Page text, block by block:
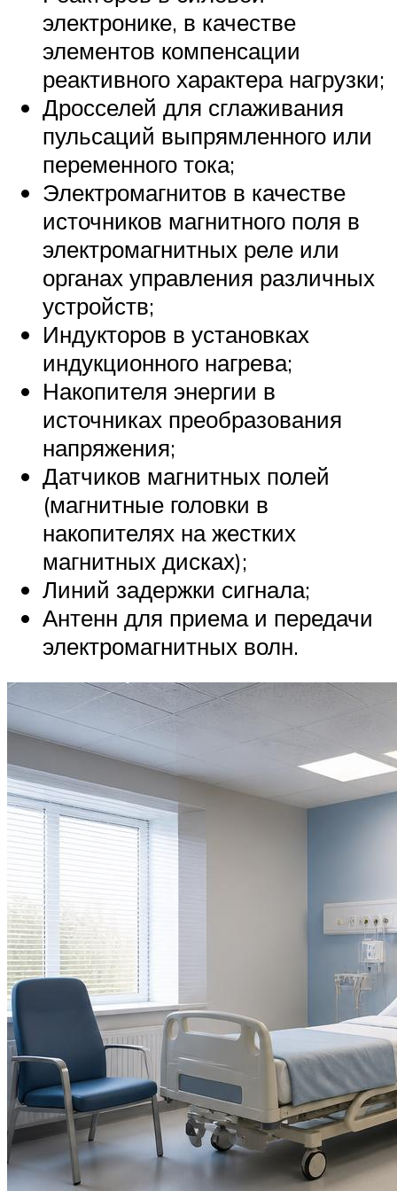
электронике, в качестве
элементов компенсации
реактивного характера нагрузки;
Дросселей для сглаживания
пульсаций выпрямленного или
переменного тока;
Электромагнитов в качестве
источников магнитного поля в
электромагнитных реле или
органах управления различных
устройств;
Индукторов в установках
индукционного нагрева;
Накопителя энергии в
источниках преобразования
напряжения;
Датчиков магнитных полей
(магнитные головки в
накопителях на жестких
магнитных дисках);
Линий задержки сигнала;
Антенн для приема и передачи
электромагнитных волн.